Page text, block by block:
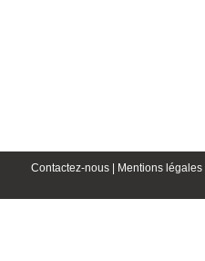
Contactez-nous | Mentions légales |